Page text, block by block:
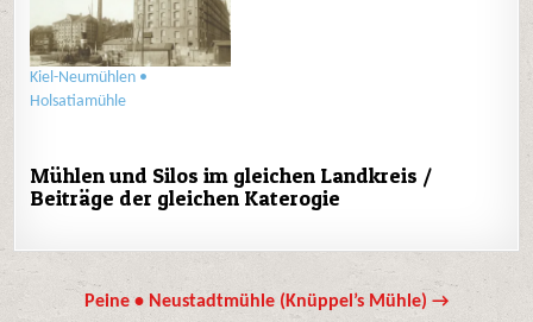
Kiel-Neumühlen •
Holsatiamühle
Mühlen und Silos im gleichen Landkreis /
Beiträge der gleichen Katerogie
Beitrags-Peine • Neustadtmühle (Knüppel’s Mühle) →